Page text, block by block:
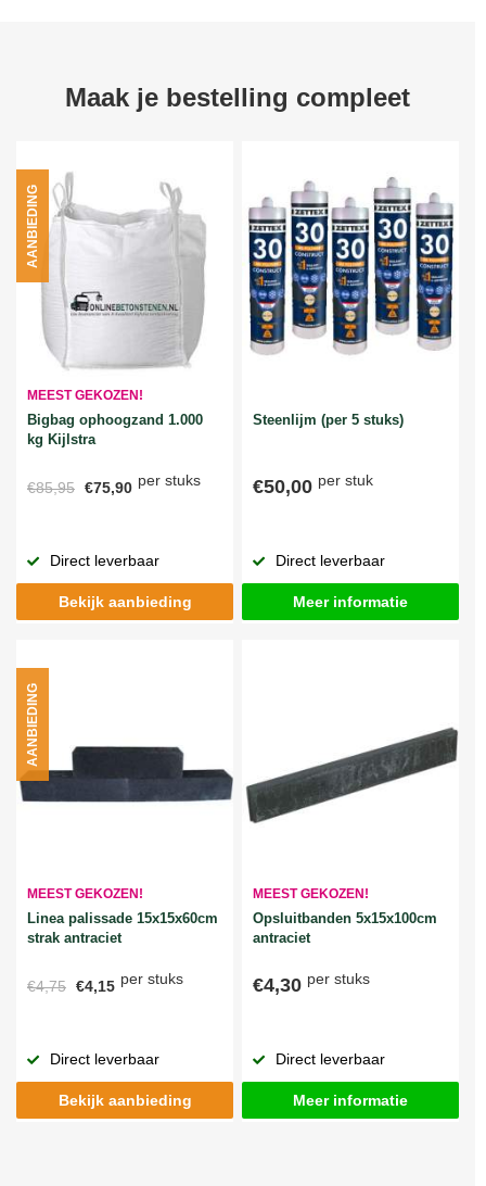
Maak je bestelling compleet
MEEST GEKOZEN!
Bigbag ophoogzand 1.000
kg Kijlstra
€85,95 €75,90 per stuks
AANBIEDING
Direct leverbaar
Bekijk aanbieding
Steenlijm (per 5 stuks)
€50,00 per stuk
Direct leverbaar
Meer informatie
MEEST GEKOZEN!
Linea palissade 15x15x60cm
strak antraciet
€4,75 €4,15 per stuks
AANBIEDING
Direct leverbaar
Bekijk aanbieding
MEEST GEKOZEN!
Opsluitbanden 5x15x100cm
antraciet
€4,30 per stuks
Direct leverbaar
Meer informatie